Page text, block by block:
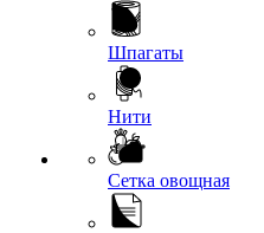
Шпагаты
Нити
Сетка овощная